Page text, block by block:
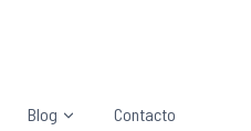
Blog Contacto